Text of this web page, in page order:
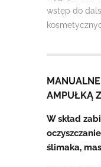
wstęp do
AMPUŁKĄ
W skład
ślimaka,